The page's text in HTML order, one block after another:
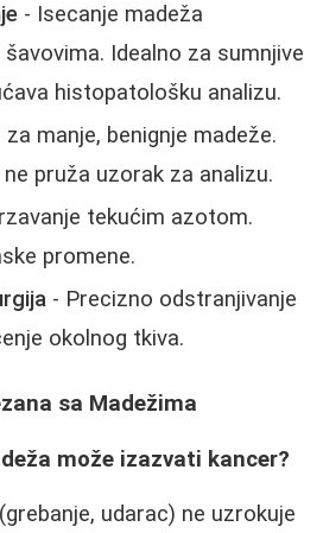
- Isecanje madeža
Idealno za sumnjive
histopatološku analizu.
manje, benignje madeže.
pruža uzorak za analizu.
tekućim azotom.
promene.
- Precizno odstranjivanje
okolnog tkiva.
sa Madežima
može izazvati kancer?
udarac) ne uzrokuje